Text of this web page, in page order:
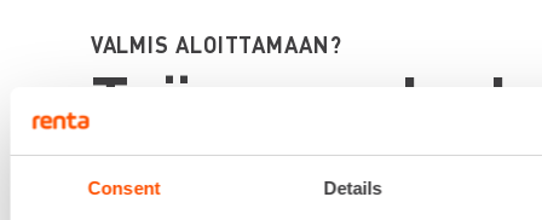
Consent Details
VALMIS ALOITTAMAAN?
ovat valmiita